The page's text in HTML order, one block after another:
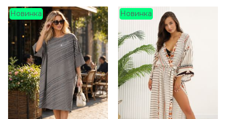
Новинка Новинка